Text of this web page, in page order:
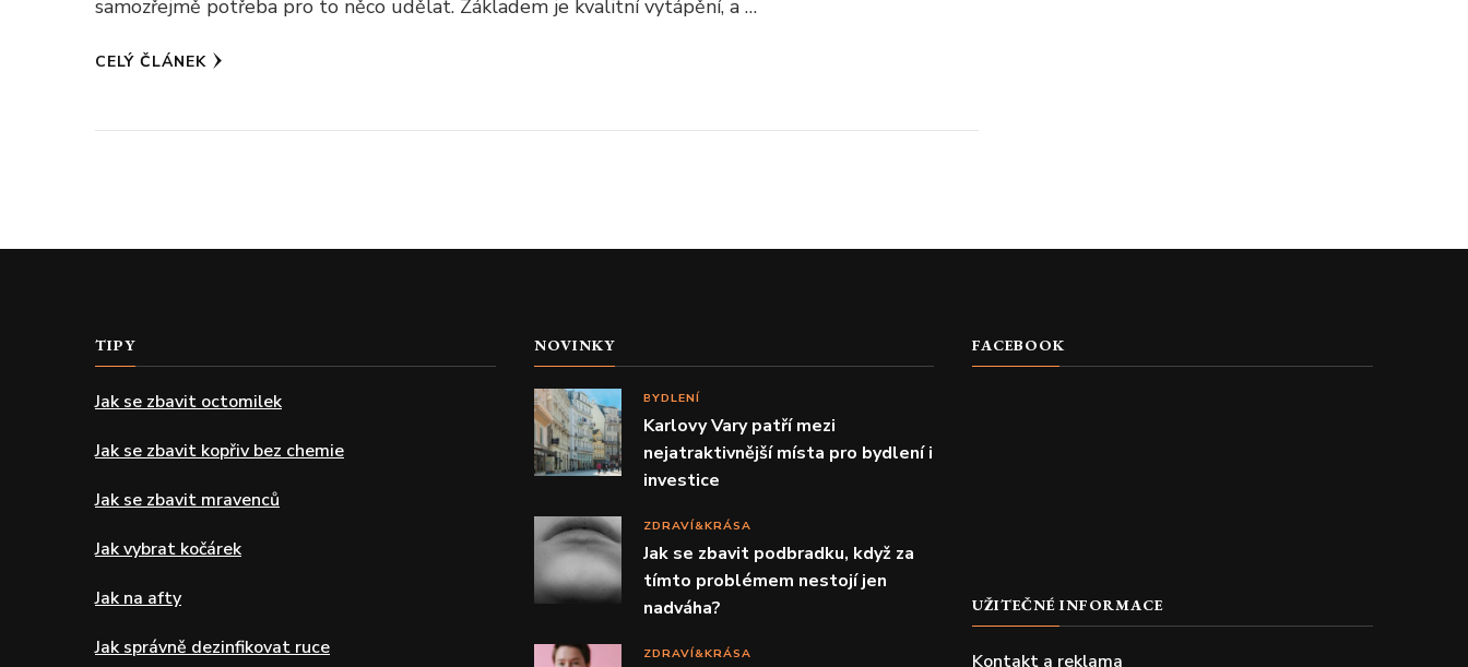
samozřejmě potřeba pro to něco udělat. Základem je kvalitní vytápění, a …
CELÝ ČLÁNEK
TIPY
Jak se zbavit octomilek
Jak se zbavit kopřiv bez chemie
Jak se zbavit mravenců
Jak vybrat kočárek
Jak na afty
Jak správně dezinfikovat ruce
NOVINKY
BYDLENÍ
Karlovy Vary patří mezi
nejatraktivnější místa pro bydlení i
investice
ZDRAVÍ&KRÁSA
Jak se zbavit podbradku, když za
tímto problémem nestojí jen
nadváha?
ZDRAVÍ&KRÁSA
FACEBOOK
UŽITEČNÉ INFORMACE
Kontakt a reklama